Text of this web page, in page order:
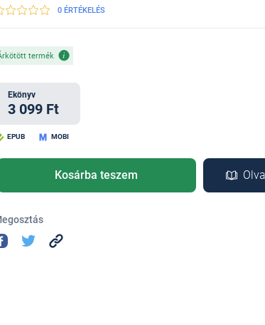
0 ÉRTÉKELÉS
termék
Ekönyv
3 099 Ft
EPUB MOBI
Kosárba teszem